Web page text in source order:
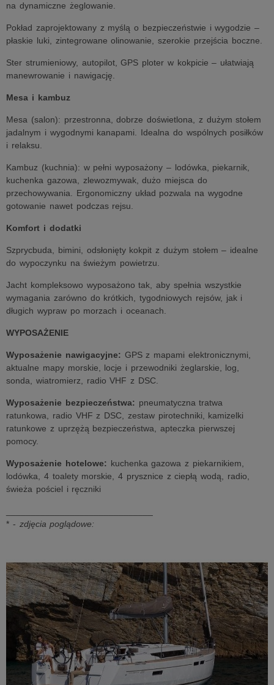
na dynamiczne żeglowanie.
Pokład zaprojektowany z myślą o bezpieczeństwie i wygodzie –
płaskie luki, zintegrowane olinowanie, szerokie przejścia boczne.
Ster strumieniowy, autopilot, GPS ploter w kokpicie – ułatwiają
manewrowanie i nawigację.
Mesa i kambuz
Mesa (salon): przestronna, dobrze doświetlona, z dużym stołem
jadalnym i wygodnymi kanapami. Idealna do wspólnych posiłków
i relaksu.
Kambuz (kuchnia): w pełni wyposażony – lodówka, piekarnik,
kuchenka gazowa, zlewozmywak, dużo miejsca do
przechowywania. Ergonomiczny układ pozwala na wygodne
gotowanie nawet podczas rejsu.
Komfort i dodatki
Szprycbuda, bimini, odsłonięty kokpit z dużym stołem – idealne
do wypoczynku na świeżym powietrzu.
Jacht kompleksowo wyposażono tak, aby spełnia wszystkie
wymagania zarówno do krótkich, tygodniowych rejsów, jak i
długich wypraw po morzach i oceanach.
WYPOSAŻENIE
Wyposażenie nawigacyjne: GPS z mapami elektronicznymi,
aktualne mapy morskie, locje i przewodniki żeglarskie, log,
sonda, wiatromierz, radio VHF z DSC.
Wyposażenie bezpieczeństwa: pneumatyczna tratwa
ratunkowa, radio VHF z DSC, zestaw pirotechniki, kamizelki
ratunkowe z uprzężą bezpieczeństwa, apteczka pierwszej
pomocy.
Wyposażenie hotelowe: kuchenka gazowa z piekarnikiem,
lodówka, 4 toalety morskie, 4 prysznice z ciepłą wodą, radio,
świeża pościel i ręczniki
* - zdjęcia poglądowe: